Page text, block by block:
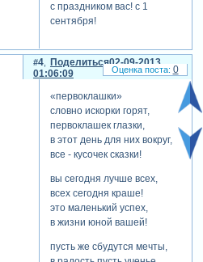
с праздником вас! с 1
сентября!
Поделиться
4
02-09-2013
01:06:09
«первоклашки»
словно искорки горят,
первоклашек глазки,
в этот день для них вокруг,
все - кусочек сказки!
вы сегодня лучше всех,
всех сегодня краше!
это маленький успех,
в жизни юной вашей!
пусть же сбудутся мечты,
0